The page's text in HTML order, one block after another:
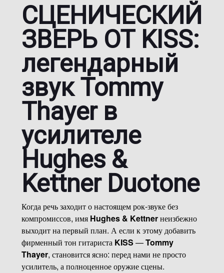
СЦЕНИЧЕСКИЙ
ЗВЕРЬ ОТ KISS:
легендарный
звук Tommy
Thayer в
усилителе
Hughes &
Kettner Duotone
Когда речь заходит о настоящем рок-звуке без
компромиссов, имя Hughes & Kettnerнеизбежно
выходит на первый план. А если к этому добавить
фирменный тон гитариста KISS —Tommy
Thayer, становится ясно: перед нами не просто
усилитель, а полноценное оружие сцены.